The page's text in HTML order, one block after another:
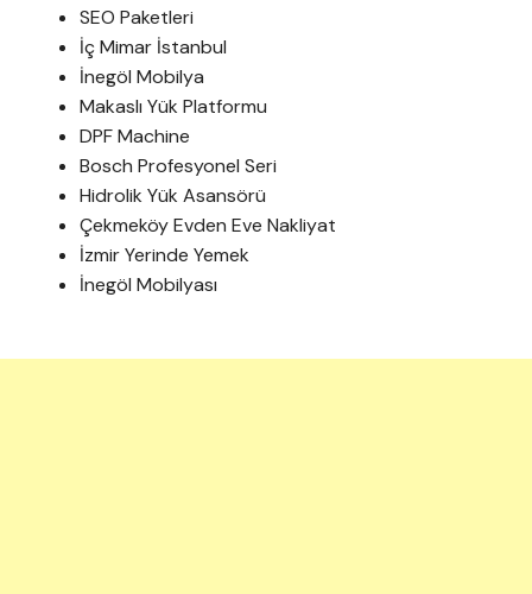
SEO Paketleri
İç Mimar İstanbul
İnegöl Mobilya
Makaslı Yük Platformu
DPF Machine
Bosch Profesyonel Seri
Hidrolik Yük Asansörü
Çekmeköy Evden Eve Nakliyat
İzmir Yerinde Yemek
İnegöl Mobilyası